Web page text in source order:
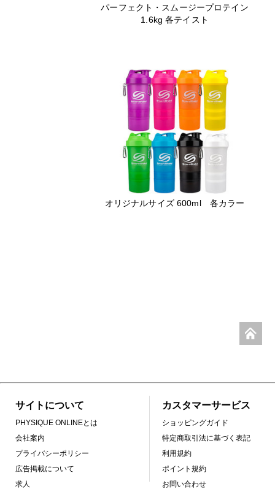
パーフェクト・スムージープロテイン
1.6kg 各テイスト
オリジナルサイズ 600ml 各カラー
サイトについて
PHYSIQUE ONLINEとは
会社案内
プライバシーポリシー
広告掲載について
求人
カスタマーサービス
ショッピングガイド
特定商取引法に基づく表記
利用規約
ポイント規約
お問い合わせ